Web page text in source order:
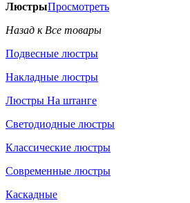
ЛюстрыПросмотреть
Назад к Все товары
Подвесные люстры
Накладные люстры
Люстры На штанге
Светодиодные люстры
Классические люстры
Современные люстры
Каскадные